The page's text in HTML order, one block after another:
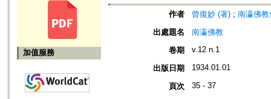
加值服務
作者 曾復妙 (著) ; 南瀛佛
出處題名
南瀛佛教
卷期
v.12 n.1
出版日期 1934.01.01
頁次 35 - 37